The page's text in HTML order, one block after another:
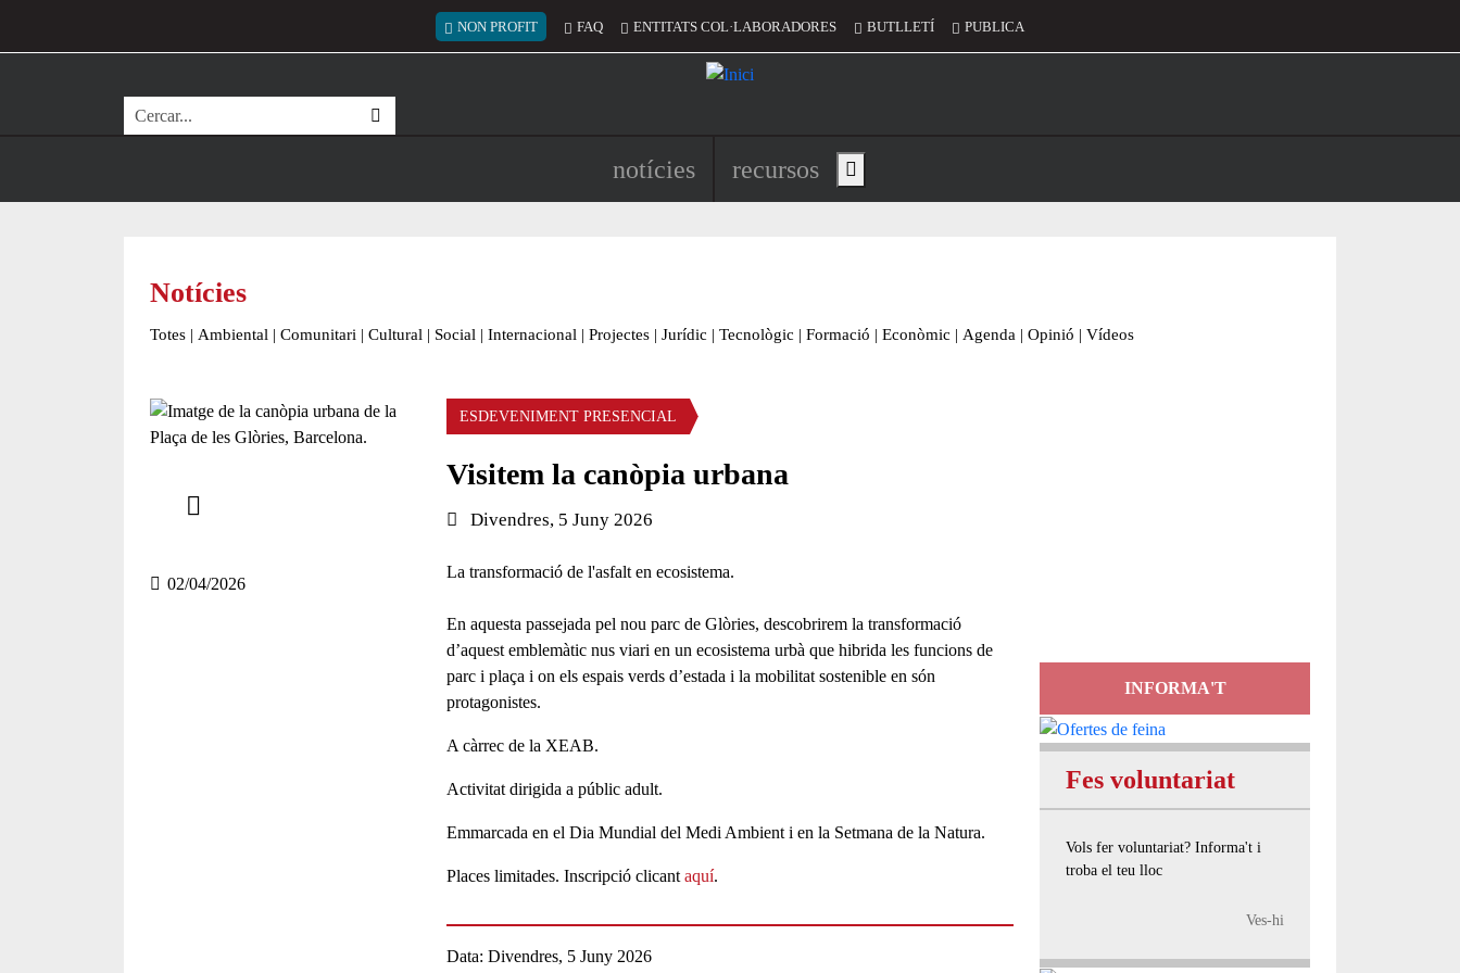
Menú del compte d'usuari
NON PROFIT FAQ ENTITATS COL·LABORADORES BUTLLETÍ PUBLICA
Cerca
Navegació principal de l'encapçalament
notícies recursos Show main menu
Notícies
Totes | Ambiental | Comunitari | Cultural | Social | Internacional | Projectes | Jurídic | Tecnològic | Formació | Econòmic | Agenda | Opinió | Vídeos
02/04/2026
ESDEVENIMENT PRESENCIAL
Visitem la canòpia urbana
Data de l'esdeveniment:
Divendres, 5 Juny 2026
La transformació de l'asfalt en ecosistema.
En aquesta passejada pel nou parc de Glòries, descobrirem la transformació
d’aquest emblemàtic nus viari en un ecosistema urbà que hibrida les funcions de
parc i plaça i on els espais verds d’estada i la mobilitat sostenible en són
protagonistes.
A càrrec de la XEAB.
Activitat dirigida a públic adult.
Emmarcada en el Dia Mundial del Medi Ambient i en la Setmana de la Natura.
Places limitades. Inscripció clicant aquí.
Data Divendres, 5 Juny 2026
INFORMA'T
Fes voluntariat
Vols fer voluntariat? Informa't i
troba el teu lloc
Ves-hi